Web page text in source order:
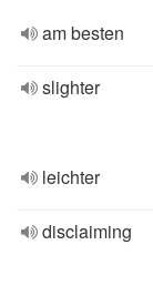
am besten
slighter
leichter
disclaiming